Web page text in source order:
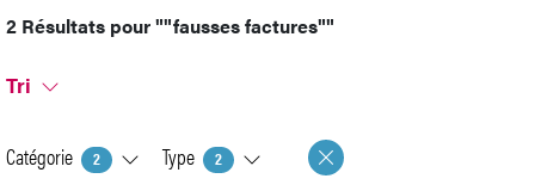
2 Résultats pour""fausses factures""
Tri
Catégorie 2 Type 2